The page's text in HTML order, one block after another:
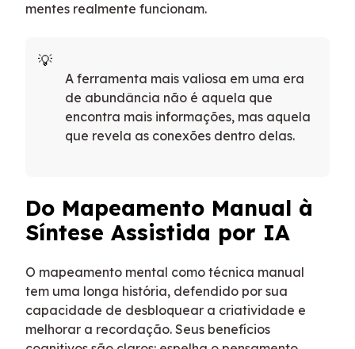
mentes realmente funcionam.
A ferramenta mais valiosa em uma era
de abundância não é aquela que
encontra mais informações, mas aquela
que revela as conexões dentro delas.
Do Mapeamento Manual à
Síntese Assistida por IA
O mapeamento mental como técnica manual
tem uma longa história, defendido por sua
capacidade de desbloquear a criatividade e
melhorar a recordação. Seus benefícios